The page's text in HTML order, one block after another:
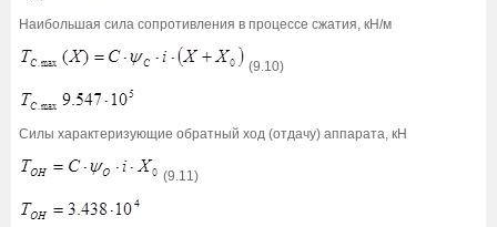
Наибольшая сила сопротивления в процессе сжатия, кН/м
(9.10)
Силы характеризующие обратный ход (отдачу) аппарата, кН
(9.11)